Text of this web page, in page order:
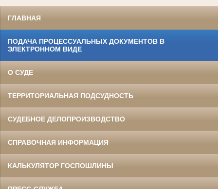
ГЛАВНАЯ
ПОДАЧА ПРОЦЕССУАЛЬНЫХ ДОКУМЕНТОВ В
ЭЛЕКТРОННОМ ВИДЕ
О СУДЕ
ТЕРРИТОРИАЛЬНАЯ ПОДСУДНОСТЬ
СУДЕБНОЕ ДЕЛОПРОИЗВОДСТВО
СПРАВОЧНАЯ ИНФОРМАЦИЯ
КАЛЬКУЛЯТОР ГОСПОШЛИНЫ